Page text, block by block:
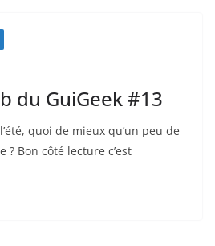
du GuiGeek #13
quoi de mieux qu’un peu de
Bon côté lecture c’est